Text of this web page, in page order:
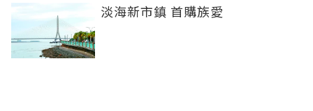
淡海新市鎮 首購族愛